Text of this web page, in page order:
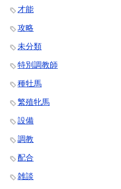
才能
攻略
未分類
特別調教師
種牡馬
繁殖牝馬
設備
調教
配合
雑談